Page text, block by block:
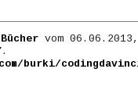
vom
.
burki/